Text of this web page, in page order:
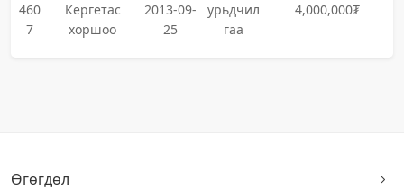
460
7
Кергетас
хоршоо
2013-09-
25
урьдчил
гаа
4,000,000₮
Өгөгдөл